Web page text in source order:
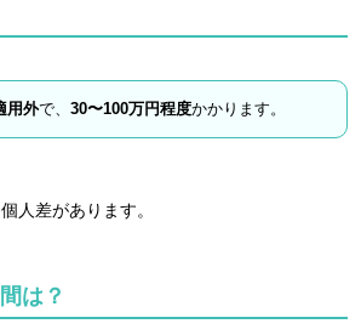
用外で、30〜100万円程度かかります。
人差があります。
は？